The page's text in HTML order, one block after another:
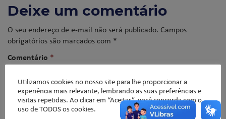
Deixe um comentário
O seu endereço de e-mail não será publicado. Campos
obrigatórios são marcados com *
Comentário *
Utilizamos cookies no nosso site para lhe proporcionar a
experiência mais relevante, lembrando as suas preferências e
visitas repetidas. Ao clicar em “Aceitar”, você concorda com o
uso de TODOS os cookies.